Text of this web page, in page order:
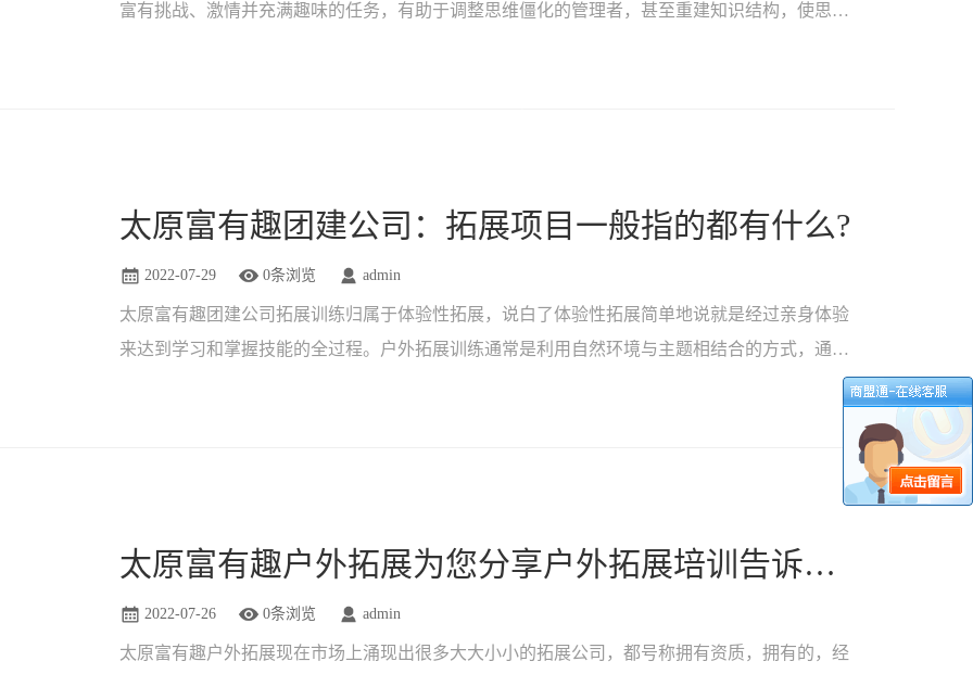
富有挑战、激情并充满趣味的任务，有助于调整思维僵化的管理者，甚至重建知识结构，使思维
太原富有趣团建公司：拓展项目一般指的都有什么?
2022-07-29 0条浏览 admin
太原富有趣团建公司拓展训练归属于体验性拓展，说白了体验性拓展简单地说就是经过亲身体验
来达到学习和掌握技能的全过程。户外拓展训练通常是利用自然环境与主题相结合的方式，通过
太原富有趣户外拓展为您分享户外拓展培训告诉您如何打造高绩效团队?
2022-07-26 0条浏览 admin
太原富有趣户外拓展现在市场上涌现出很多大大小小的拓展公司，都号称拥有资质，拥有的，经